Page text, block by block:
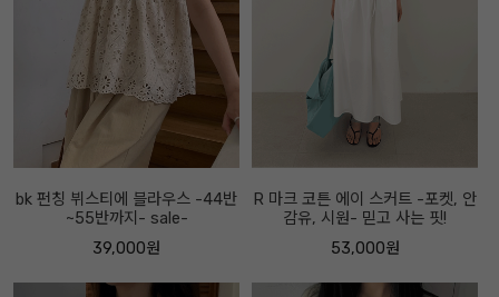
bk 펀칭 뷔스티에 블라우스 -44반
~55반까지- sale-
39,000원
R 마크 코튼 에이 스커트 -포켓, 안
감유, 시원- 믿고 사는 핏!
53,000원